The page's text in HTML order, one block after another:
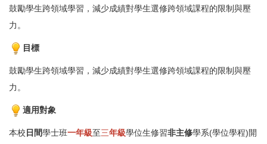
鼓勵學生跨領域學習，減少成績對學生選修跨領域課程的限制與壓
力。
目標
鼓勵學生跨領域學習，減少成績對學生選修跨領域課程的限制與壓
力。
適用對象
本校 日間學士班一年級至三年級學位生修習非主修學系(學位學程)開